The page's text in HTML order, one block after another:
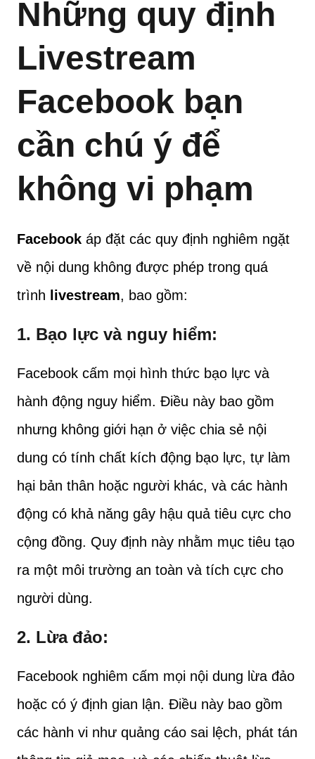
Những quy định
Livestream
Facebook bạn
cần chú ý để
không vi phạm
Facebook áp đặt các quy định nghiêm ngặt
về nội dung không được phép trong quá
trình
livestream, bao gồm:
1. Bạo lực và nguy hiểm:
Facebook cấm mọi hình thức bạo lực và
hành động nguy hiểm. Điều này bao gồm
nhưng không giới hạn ở việc chia sẻ nội
dung có tính chất kích động bạo lực, tự làm
hại bản thân hoặc người khác, và các hành
động có khả năng gây hậu quả tiêu cực cho
cộng đồng. Quy định này nhằm mục tiêu tạo
ra một môi trường an toàn và tích cực cho
người dùng.
2. Lừa đảo:
Facebook nghiêm cấm mọi nội dung lừa đảo
hoặc có ý định gian lận. Điều này bao gồm
các hành vi như quảng cáo sai lệch, phát tán